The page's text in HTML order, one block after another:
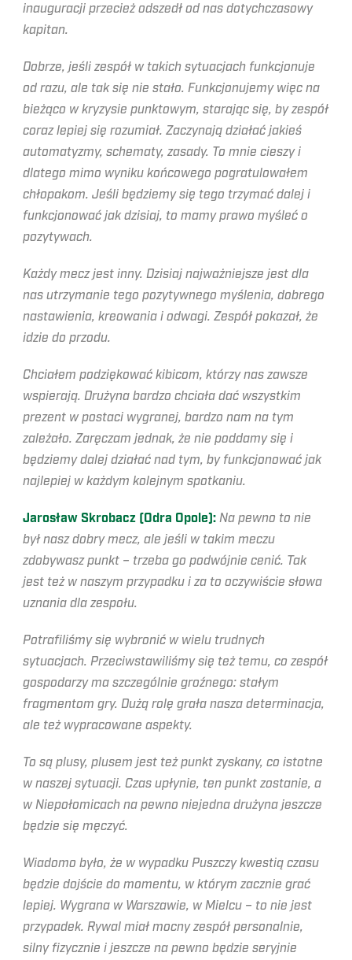
inauguracji przecież odszedł od nas dotychczasowy
kapitan.
Dobrze, jeśli zespół w takich sytuacjach funkcjonuje
od razu, ale tak się nie stało. Funkcjonujemy więc na
bieżąco w kryzysie punktowym, starając się, by zespół
coraz lepiej się rozumiał. Zaczynają działać jakieś
automatyzmy, schematy, zasady. To mnie cieszy i
dlatego mimo wyniku końcowego pogratulowałem
chłopakom. Jeśli będziemy się tego trzymać dalej i
funkcjonować jak dzisiaj, to mamy prawo myśleć o
pozytywach.
Każdy mecz jest inny. Dzisiaj najważniejsze jest dla
nas utrzymanie tego pozytywnego myślenia, dobrego
nastawienia, kreowania i odwagi. Zespół pokazał, że
idzie do przodu.
Chciałem podziękować kibicom, którzy nas zawsze
wspierają. Drużyna bardzo chciała dać wszystkim
prezent w postaci wygranej, bardzo nam na tym
zależało. Zaręczam jednak, że nie poddamy się i
będziemy dalej działać nad tym, by funkcjonować jak
najlepiej w każdym kolejnym spotkaniu.
Jarosław Skrobacz (Odra Opole): Na pewno to nie
był nasz dobry mecz, ale jeśli w takim meczu
zdobywasz punkt – trzeba go podwójnie cenić. Tak
jest też w naszym przypadku i za to oczywiście słowa
uznania dla zespołu.
Potrafiliśmy się wybronić w wielu trudnych
sytuacjach. Przeciwstawiliśmy się też temu, co zespół
gospodarzy ma szczególnie groźnego: stałym
fragmentom gry. Dużą rolę grała nasza determinacja,
ale też wypracowane aspekty.
To są plusy, plusem jest też punkt zyskany, co istotne
w naszej sytuacji. Czas upłynie, ten punkt zostanie, a
w Niepołomicach na pewno niejedna drużyna jeszcze
będzie się męczyć.
Wiadomo było, że w wypadku Puszczy kwestią czasu
będzie dojście do momentu, w którym zacznie grać
lepiej. Wygrana w Warszawie, w Mielcu – to nie jest
przypadek. Rywal miał mocny zespół personalnie,
silny fizycznie i jeszcze na pewno będzie seryjnie